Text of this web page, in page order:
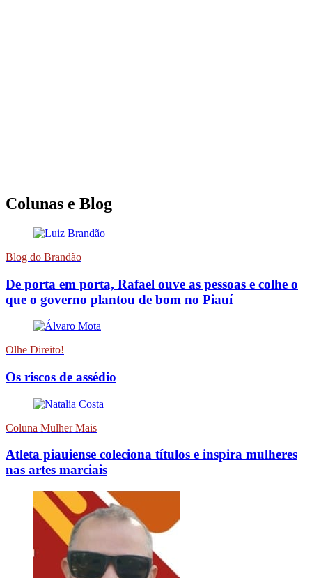
Colunas e Blog
Blog do Brandão
De porta em porta, Rafael ouve as pessoas e colhe o
que o governo plantou de bom no Piauí
Olhe Direito!
Os riscos de assédio
Coluna Mulher Mais
Atleta piauiense coleciona títulos e inspira mulheres
nas artes marciais